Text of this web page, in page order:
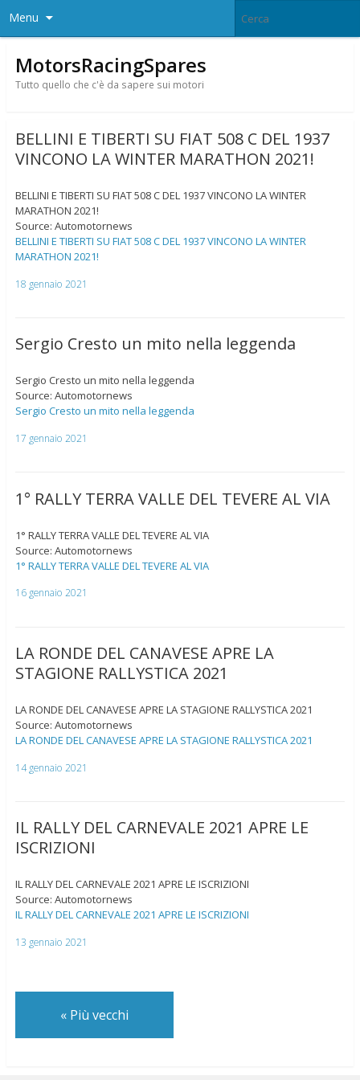
Menu
MotorsRacingSpares
Tutto quello che c'è da sapere sui motori
BELLINI E TIBERTI SU FIAT 508 C DEL 1937
VINCONO LA WINTER MARATHON 2021!
BELLINI E TIBERTI SU FIAT 508 C DEL 1937 VINCONO LA WINTER
MARATHON 2021!
Source: Automotornews
BELLINI E TIBERTI SU FIAT 508 C DEL 1937 VINCONO LA WINTER
MARATHON 2021!
18 gennaio 2021
Sergio Cresto un mito nella leggenda
Sergio Cresto un mito nella leggenda
Source: Automotornews
Sergio Cresto un mito nella leggenda
17 gennaio 2021
1° RALLY TERRA VALLE DEL TEVERE AL VIA
1° RALLY TERRA VALLE DEL TEVERE AL VIA
Source: Automotornews
1° RALLY TERRA VALLE DEL TEVERE AL VIA
16 gennaio 2021
LA RONDE DEL CANAVESE APRE LA
STAGIONE RALLYSTICA 2021
LA RONDE DEL CANAVESE APRE LA STAGIONE RALLYSTICA 2021
Source: Automotornews
LA RONDE DEL CANAVESE APRE LA STAGIONE RALLYSTICA 2021
14 gennaio 2021
IL RALLY DEL CARNEVALE 2021 APRE LE
ISCRIZIONI
IL RALLY DEL CARNEVALE 2021 APRE LE ISCRIZIONI
Source: Automotornews
IL RALLY DEL CARNEVALE 2021 APRE LE ISCRIZIONI
13 gennaio 2021
«Più vecchi